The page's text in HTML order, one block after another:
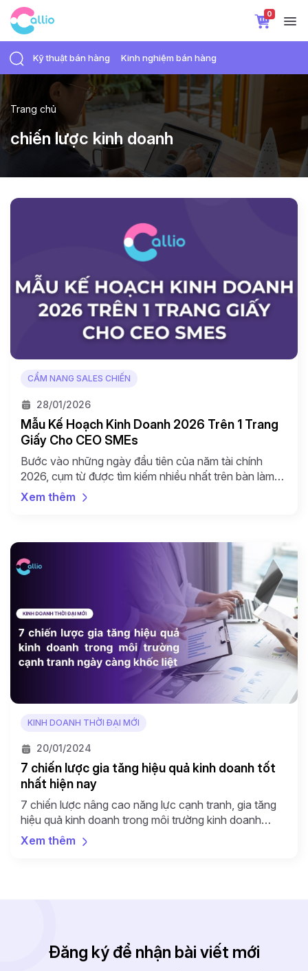
0
Kỹ thuật bán hàng Kinh nghiệm bán hàng
Trang chủ
chiến lược kinh doanh
CẨM NANG SALES CHIẾN
28/01/2026
Mẫu Kế Hoạch Kinh Doanh 2026 Trên 1 Trang
Giấy Cho CEO SMEs
Bước vào những ngày đầu tiên của năm tài chính
2026, cụm từ được tìm kiếm nhiều nhất trên bàn làm
việc của các CEO chắc chắn là “Kế hoạch kinh
doanh”. Tuy nhiên, thực tế đáng buồn là 80% các bản
Xem thêm
KINH DOANH THỜI ĐẠI MỚI
20/01/2024
7 chiến lược gia tăng hiệu quả kinh doanh tốt
nhất hiện nay
7 chiến lược nâng cao năng lực cạnh tranh, gia tăng
hiệu quả kinh doanh trong môi trường kinh doanh
ngày càng khốc liệt cho doanh nghiệp.
Xem thêm
Đăng ký để nhận bài viết mới